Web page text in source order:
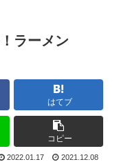
ラーメン
はてブ
コピー
2022.01.17 2021.12.08